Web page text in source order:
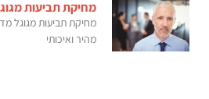
מחיקת תביעות
מחיקת תביעות מגוגל
מהיר ואיכותי